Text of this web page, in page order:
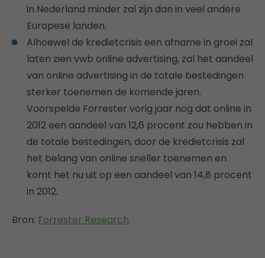
in Nederland minder zal zijn dan in veel andere
Europese landen.
Alhoewel de kredietcrisis een afname in groei zal
laten zien vwb online advertising, zal het aandeel
van online advertising in de totale bestedingen
sterker toenemen de komende jaren.
Voorspelde Forrester vorig jaar nog dat online in
2012 een aandeel van 12,6 procent zou hebben in
de totale bestedingen, door de kredietcrisis zal
het belang van online sneller toenemen en
komt het nu uit op een aandeel van 14,8 procent
in 2012.
Bron: Forrester Research